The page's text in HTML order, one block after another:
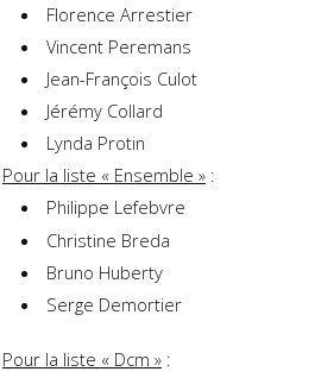
Florence Arrestier
Vincent Peremans
Jean-François Culot
Jérémy Collard
Lynda Protin
Pour la liste « Ensemble » :
Philippe Lefebvre
Christine Breda
Bruno Huberty
Serge Demortier
Pour la liste « Dcm » :